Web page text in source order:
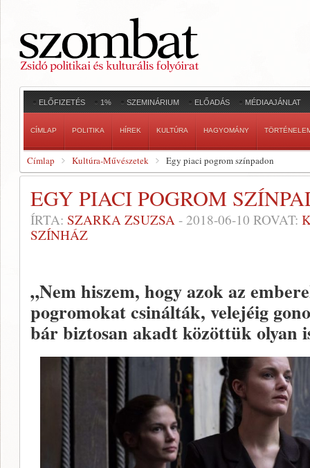
ELŐFIZETÉS 1% SZEMINÁRIUM ELŐADÁS MÉDIAAJÁNLAT
CÍMLAP POLITIKA HÍREK KULTÚRA HAGYOMÁNY
Címlap Kultúra-Művészetek Egy piaci pogrom színpadon
EGY PIACI POGROM
ÍRTA: SZARKA ZSUZSA - 2018-06-10 ROVAT:
SZÍNHÁZ
„Nem hiszem, hogy azok az
pogromokat csinálták, velejéig
bár biztosan akadt közöttük olyan